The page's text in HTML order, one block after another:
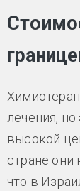
лечения,
высокой
стране они
что в